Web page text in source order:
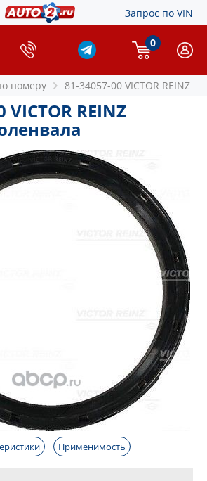
Запрос по VIN
0
номеру 81-34057-00 VICTOR REINZ
VICTOR REINZ
Применимость